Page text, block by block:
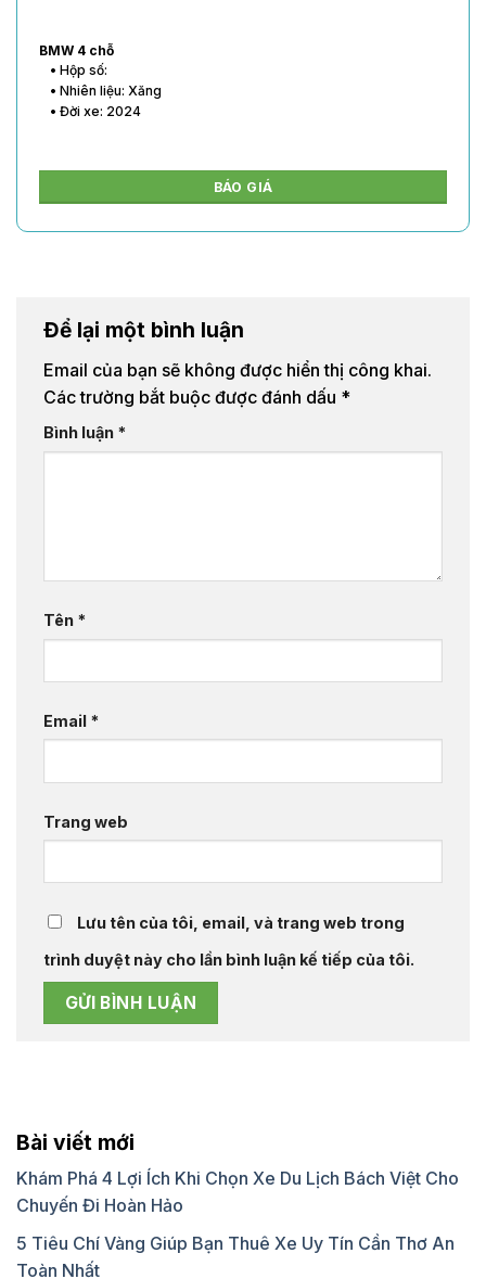
BMW 4 chỗ
• Hộp số:
• Nhiên liệu: Xăng
• Đời xe: 2024
BÁO GIÁ
Để lại một bình luận
Email của bạn sẽ không được hiển thị công khai.
Các trường bắt buộc được đánh dấu *
Bình luận *
Tên *
Email *
Trang web
Lưu tên của tôi, email, và trang web trong
trình duyệt này cho lần bình luận kế tiếp của tôi.
Bài viết mới
Khám Phá 4 Lợi Ích Khi Chọn Xe Du Lịch Bách Việt Cho
Chuyến Đi Hoàn Hảo
5 Tiêu Chí Vàng Giúp Bạn Thuê Xe Uy Tín Cần Thơ An
Toàn Nhất